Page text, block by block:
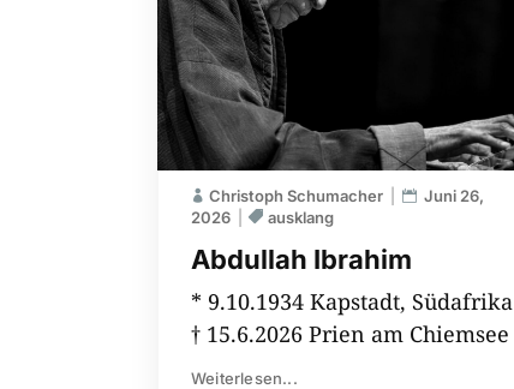
Abdullah Ibrahim
Christoph Schumacher
Juni 26,
2026
ausklang
* 9.10.1934 Kapstadt, Südafrika
† 15.6.2026 Prien am Chiemsee
Weiterlesen...